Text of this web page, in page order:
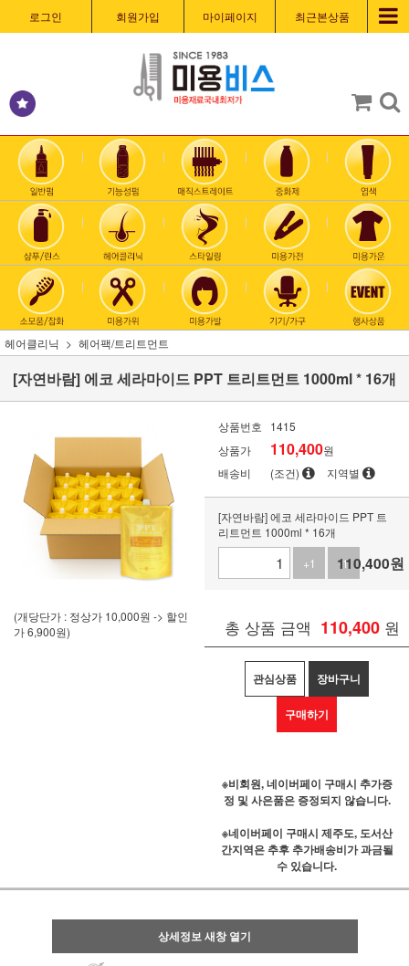
로그인 회원가입 마이페이지 최근본상품
헤어클리닉 헤어팩/트리트먼트
[자연바람] 에코 세라마이드 PPT 트리트먼트 1000ml * 16개
(개당단가 : 정상가 10,000원 -> 할인
가 6,900원)
상품번호
1415
상품가
110,400원
배송비
(조건) 지역별
[자연바람] 에코 세라마이드 PPT 트
리트먼트 1000ml * 16개
+1
-1
110,400원
총 상품 금액 110,400 원
관심상품 장바구니
구매하기
※비회원, 네이버페이 구매시 추가증
정 및 사은품은 증정되지 않습니다.
※네이버페이 구매시 제주도, 도서산
간지역은 추후 추가배송비가 과금될
수 있습니다.
상세정보 새창 열기